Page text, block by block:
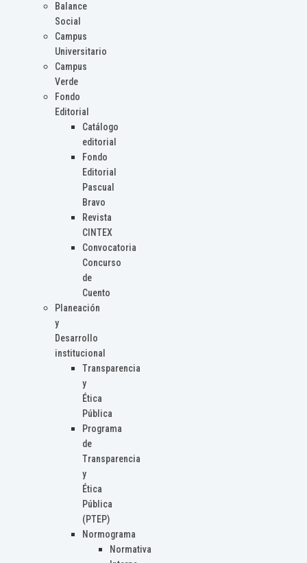
Balance
Social
Campus
Universitario
Campus
Verde
Fondo
Editorial
Catálogo
editorial
Fondo
Editorial
Pascual
Bravo
Revista
CINTEX
Convocatoria
Concurso
de
Cuento
Planeación
y
Desarrollo
institucional
Transparencia
y
Ética
Pública
Programa
de
Transparencia
y
Ética
Pública
(PTEP)
Normograma
Normativa